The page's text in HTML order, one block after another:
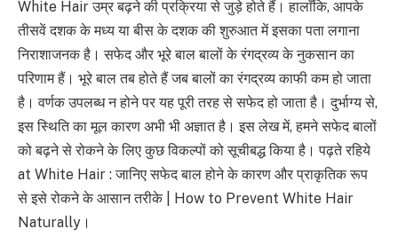
White Hair उम्र बढ़ने की प्रक्रिया से जुड़े होते हैं। हालाँकि, आपके
तीसवें दशक के मध्य या बीस के दशक की शुरुआत में इसका पता लगाना
निराशाजनक है। सफेद और भूरे बाल बालों के रंगद्रव्य के नुकसान का
परिणाम हैं। भूरे बाल तब होते हैं जब बालों का रंगद्रव्य काफी कम हो जाता
है। वर्णक उपलब्ध न होने पर यह पूरी तरह से सफेद हो जाता है। दुर्भाग्य से,
इस स्थिति का मूल कारण अभी भी अज्ञात है। इस लेख में, हमने सफेद बालों
को बढ़ने से रोकने के लिए कुछ विकल्पों को सूचीबद्ध किया है। पढ़ते रहिये
at White Hair : जानिए सफेद बाल होने के कारण और प्राकृतिक रूप
से इसे रोकने के आसान तरीके | How to Prevent White Hair
Naturally।